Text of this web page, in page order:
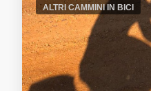
ALTRI CAMMINI IN BICI